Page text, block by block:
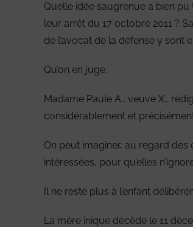
Quelle idée saugrenue a bien
leur arrêt du 17 octobre 2011 ?
de l’avocat de la défense y sont
Qu’on en juge.
Madame Paule A… veuve X…
considérablement et précisément
On peut imaginer, au regard des
intéressées, pour qu’elles
Il ne reste plus à l’enfant
La mère inique décède le 11